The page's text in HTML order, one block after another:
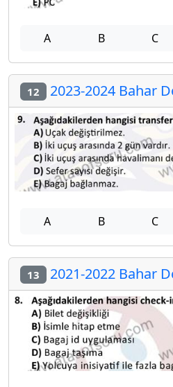
A B C
12 2023-2024 Bahar
A B C
13 2021-2022 Bahar